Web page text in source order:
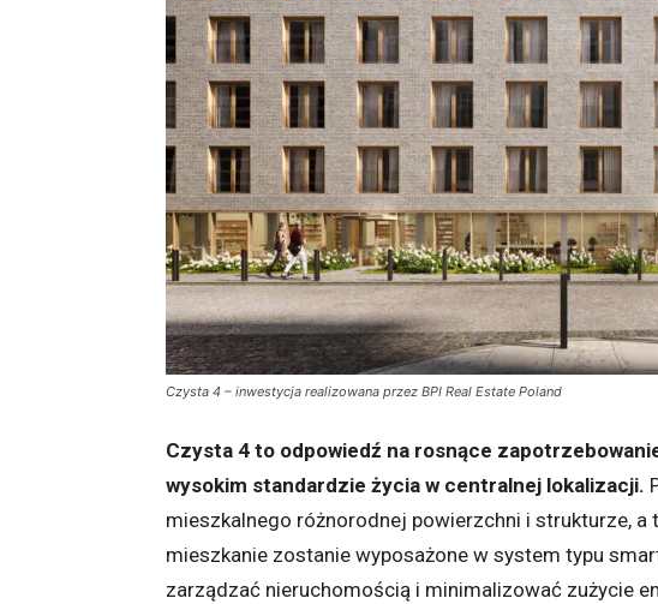
Czysta 4 – inwestycja realizowana przez BPI Real Estate Poland
Czysta 4 to odpowiedź na rosnące
wysokim standardzie życia w centralnej lokalizacji.
mieszkalnego różnorodnej powierzchni i strukturze, a
mieszkanie zostanie wyposażone w system typu
zarządzać nieruchomością i minimalizować zużycie